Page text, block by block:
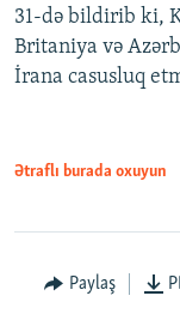
31-də bildirib ki,
Britaniya və
İrana casusluq
Ətraflı burada oxuyun
Paylaş